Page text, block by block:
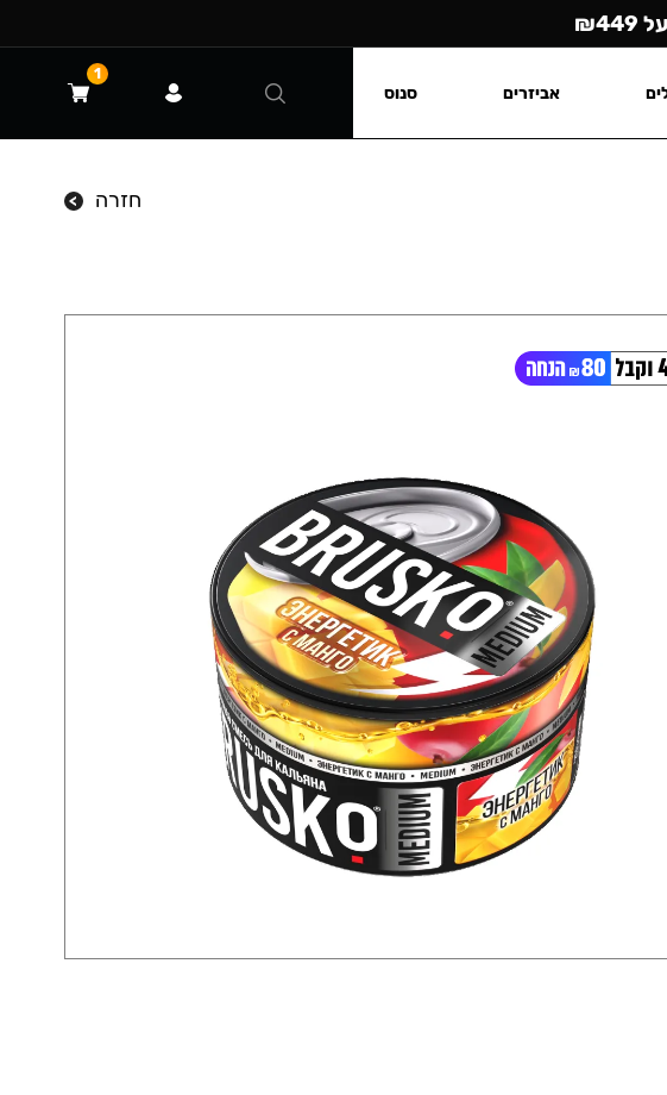
חזרה
אביזרים סנוס
1